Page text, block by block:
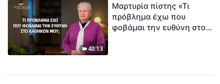
40:13
Μαρτυρία πίστης «Τι
πρόβλημα έχω που
φοβάμαι την ευθύνη στο